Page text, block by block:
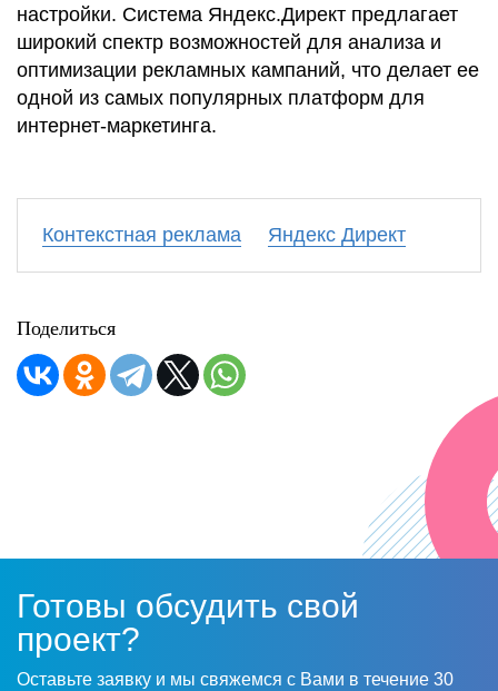
настройки. Система Яндекс.Директ предлагает
широкий спектр возможностей для анализа и
оптимизации рекламных кампаний, что делает ее
одной из самых популярных платформ для
интернет-маркетинга.
Контекстная реклама Яндекс Директ
Поделиться
Готовы обсудить свой
проект?
Оставьте заявку и мы свяжемся с Вами в течение 30